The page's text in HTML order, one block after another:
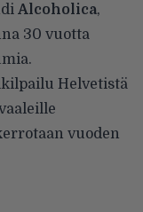
Alcoholica,
30 vuotta
Helvetistä
vuoden